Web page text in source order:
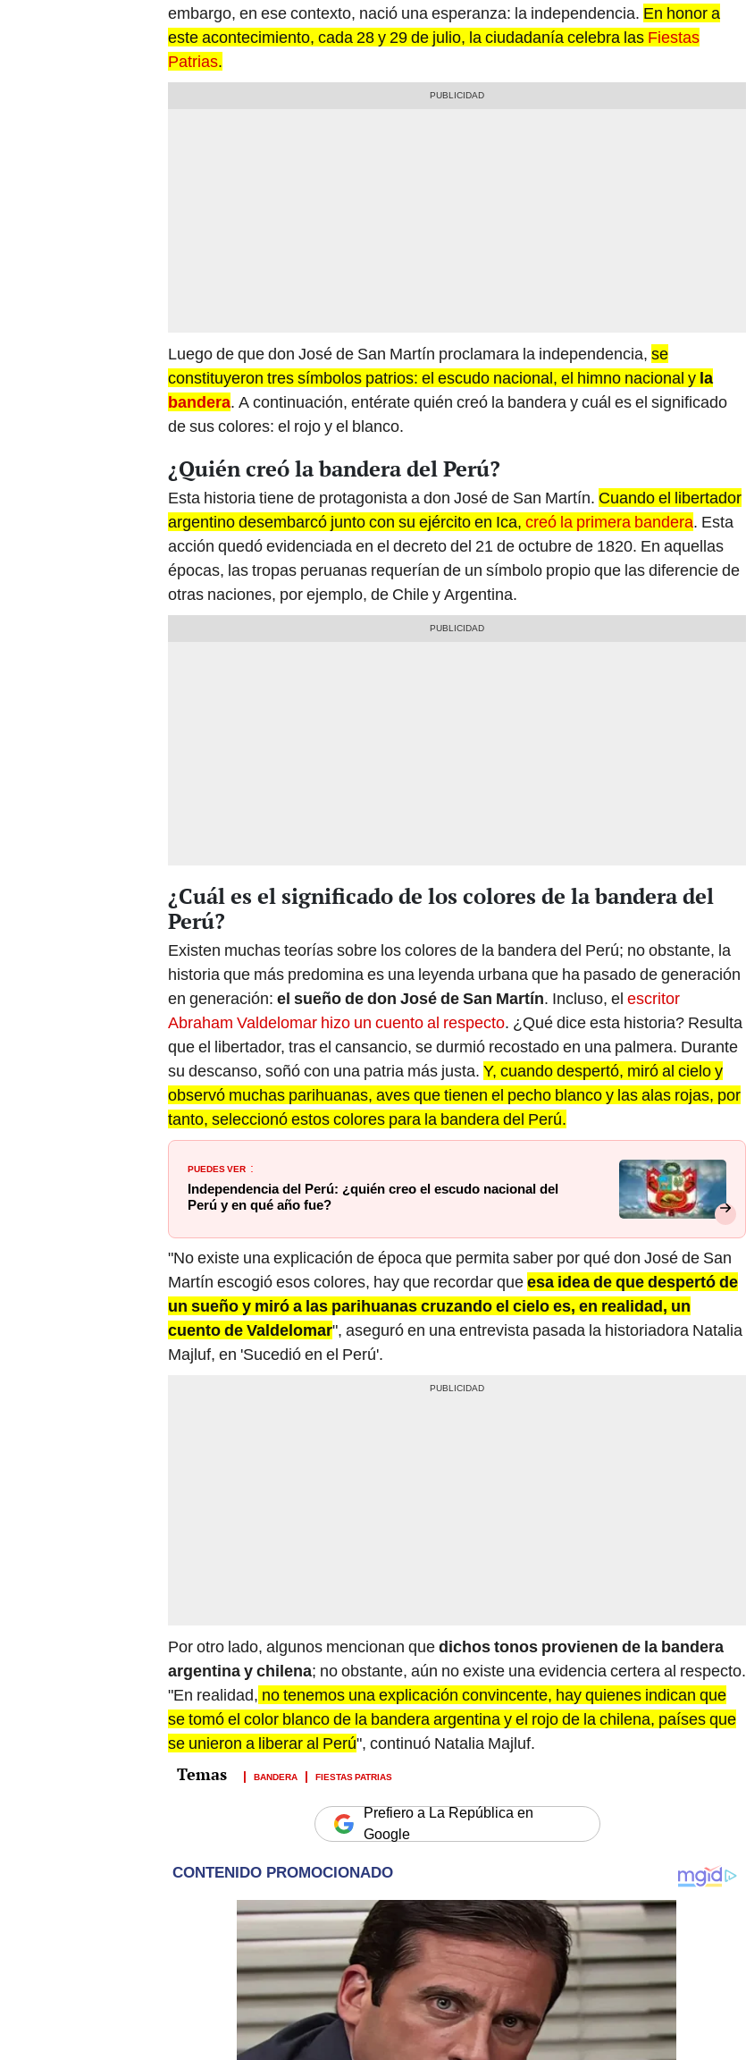
embargo, en ese contexto, nació una esperanza: la independencia. En honor a
este acontecimiento, cada 28 y 29 de julio, la ciudadanía celebra las Fiestas
Patrias.
Luego de que don José de San Martín proclamara la independencia, se
constituyeron tres símbolos patrios: el escudo nacional, el himno nacional y la
bandera. A continuación, entérate quién creó la bandera y cuál es el significado
de sus colores: el rojo y el blanco.
¿Quién creó la bandera del Perú?
Esta historia tiene de protagonista a don José de San Martín. Cuando el libertador
argentino desembarcó junto con su ejército en Ica, creó la primera bandera. Esta
acción quedó evidenciada en el decreto del 21 de octubre de 1820. En aquellas
épocas, las tropas peruanas requerían de un símbolo propio que las diferencie de
otras naciones, por ejemplo, de Chile y Argentina.
¿Cuál es el significado de los colores de la bandera del
Perú?
Existen muchas teorías sobre los colores de la bandera del Perú; no obstante, la
historia que más predomina es una leyenda urbana que ha pasado de generación
en generación: el sueño de don José de San Martín. Incluso, el escritor
Abraham Valdelomar hizo un cuento al respecto. ¿Qué dice esta historia? Resulta
que el libertador, tras el cansancio, se durmió recostado en una palmera. Durante
su descanso, soñó con una patria más justa. Y, cuando despertó, miró al cielo y
observó muchas parihuanas, aves que tienen el pecho blanco y las alas rojas, por
tanto, seleccionó estos colores para la bandera del Perú.
PUEDES VER :
Independencia del Perú: ¿quién creo el escudo nacional del
Perú y en qué año fue?
"No existe una explicación de época que permita saber por qué don José de San
Martín escogió esos colores, hay que recordar queesa idea de que despertó de
un sueño y miró a las parihuanas cruzando el cielo es, en realidad, un
cuento de Valdelomar", aseguró en una entrevista pasada la historiadora Natalia
Majluf, en 'Sucedió en el Perú'.
Por otro lado, algunos mencionan quedichos tonos provienen de la bandera
argentina y chilena; no obstante, aún no existe una evidencia certera al respecto.
"En realidad, no tenemos una explicación convincente, hay quienes indican que
se tomó el color blanco de la bandera argentina y el rojo de la chilena, países que
se unieron a liberar al Perú", continuó Natalia Majluf.
BANDERA FIESTAS PATRIAS
Prefiero a La República en
Google